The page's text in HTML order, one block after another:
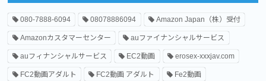
080-7888-6094 08078886094 Amazon Japan（株）受付
Amazonカスタマーセンター auファイナンシャルサービス
auフィナンシャルサービス EC2動画 erosex-xxxjav.com
FC2動画アダルト FC2動画 アダルト Fe2動画